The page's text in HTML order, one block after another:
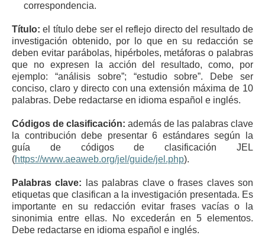
correspondencia.
Título: el título debe ser el reflejo directo del resultado de
investigación obtenido, por lo que en su redacción se
deben evitar parábolas, hipérboles, metáforas o palabras
que no expresen la acción del resultado, como, por
ejemplo: “análisis sobre”; “estudio sobre”. Debe ser
conciso, claro y directo con una extensión máxima de 10
palabras. Debe redactarse en idioma español e inglés.
Códigos de clasificación: además de las palabras clave
la contribución debe presentar 6 estándares según la
guía de códigos de clasificación JEL
(https://www.aeaweb.org/jel/guide/jel.php).
Palabras clave: las palabras clave o frases claves son
etiquetas que clasifican a la investigación presentada. Es
importante en su redacción evitar frases vacías o la
sinonimia entre ellas. No excederán en 5 elementos.
Debe redactarse en idioma español e inglés.